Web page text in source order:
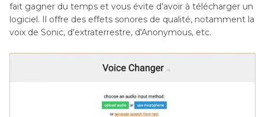
fait gagner du temps et vous évite d'avoir à télécharger un
logiciel. Il offre des effets sonores de qualité, notamment la
voix de Sonic, d'extraterrestre, d'Anonymous, etc.